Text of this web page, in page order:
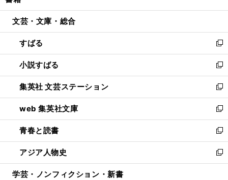
開
ウ
開
く
ン
ウ
で
開
く
ウ
ン
ド
ウ
で
開
く
文芸・文庫・総合
すばる
新
し
い
ウ
ィ
ン
ド
ウ
で
開
く
小説すばる
新
し
い
ウ
ィ
ン
ド
ウ
で
開
集英社 文芸ステーション
新
し
い
ウ
ィ
ン
ド
ウ
web 集英社文庫
新
し
い
ウ
ィ
ン
青春と読書
新
し
い
ウ
アジア人物史
新
し
学芸・ノンフィクション・新書